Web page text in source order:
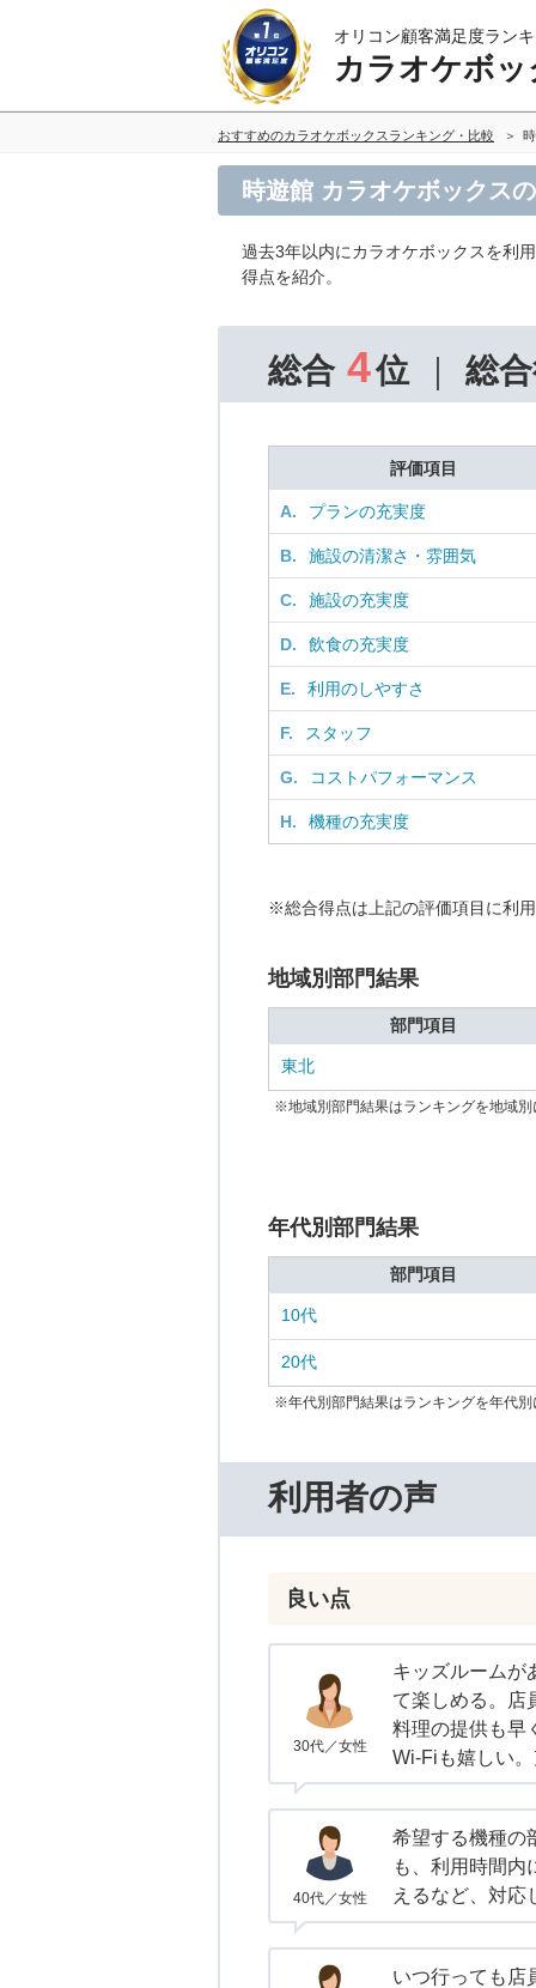
オリコン顧客満足度ラン
カラオケボッ
おすすめのカラオケボックスランキング・比較
時遊館 カラオケボックス
過去3年以内にカラオケボックスを利
得点を紹介。
総合 4位 総
評価項目
A. プランの充実度
B. 施設の清潔さ・雰囲気
C. 施設の充実度
D. 飲食の充実度
E. 利用のしやすさ
F. スタッフ
G. コストパフォーマンス
H. 機種の充実度
※総合得点は上記の評価項目に利
地域別部門結果
部門項目
東北
※地域別部門結果はランキングを地域
年代別部門結果
部門項目
10代
20代
※年代別部門結果はランキングを年代
利用者の声
良い点
30代／女性
キッズルームが
て楽しめる。店
料理の提供も早
Wi-Fiも嬉しい
40代／女性
希望する機種の
も、利用時間内
えるなど、対応
いつ行っても店